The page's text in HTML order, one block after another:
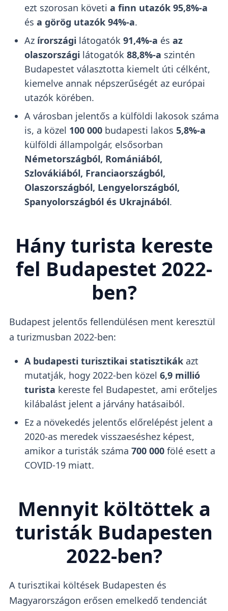
ezt szorosan követi a finn utazók 95,8%-a
és a görög utazók 94%-a.
Az írországi látogatók 91,4%-a és az
olaszországi látogatók 88,8%-a szintén
Budapestet választotta kiemelt úti célként,
kiemelve annak népszerűségét az európai
utazók körében.
A városban jelentős a külföldi lakosok száma
is, a közel 100 000budapesti lakos 5,8%-a
külföldi állampolgár, elsősorban
Németországból, Romániából,
Szlovákiából, Franciaországból,
Olaszországból, Lengyelországból,
Spanyolországból és Ukrajnából.
Hány turista kereste
fel Budapestet 2022-
ben?
Budapest jelentős fellendülésen ment keresztül
a turizmusban 2022-ben:
A budapesti turisztikai statisztikákazt
mutatják, hogy 2022-ben közel 6,9 millió
turista kereste fel Budapestet, ami erőteljes
kilábalást jelent a járvány hatásaiból.
Ez a növekedés jelentős előrelépést jelent a
2020-as meredek visszaeséshez képest,
amikor a turisták száma 700 000fölé esett a
COVID-19 miatt.
Mennyit költöttek a
turisták Budapesten
2022-ben?
A turisztikai költések Budapesten és
Magyarországon erősen emelkedő tendenciát